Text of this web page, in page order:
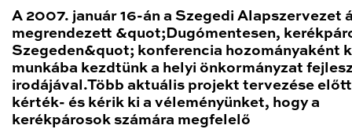
A 2007. január 16-án a Szegedi Alapszervezet
megrendezett &quot;Dugómentesen,
Szegeden&quot; konferencia hozományaként
munkába kezdtünk a helyi önkormányzat
irodájával.Több aktuális projekt tervezése előtt
kérték- és kérik ki a véleményünket, hogy a
kerékpárosok számára megfelelő